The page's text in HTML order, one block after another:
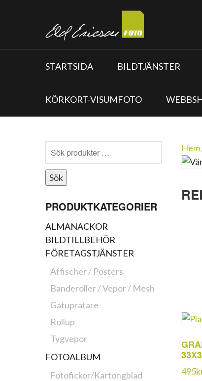
STARTSIDA BILDTJÄNSTER
KÖRKORT-VISUMFOTO
Sök
PRODUKTKATEGORIER
ALMANACKOR
BILDTILLBEHÖR
FÖRETAGSTJÄNSTER
Affischer / Posters
Banderoller / Vepor / Mesh
Gatupratare
Rollup
Tygvepor
FOTOALBUM
Fotofickor/Kartongblad
Hem
495